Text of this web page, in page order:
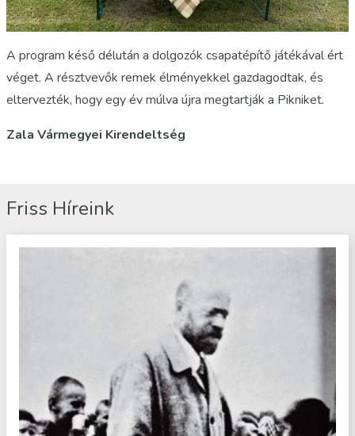
A program késő délután a dolgozók csapatépítő játékával ért
véget. A résztvevők remek élményekkel gazdagodtak, és
eltervezték, hogy egy év múlva újra megtartják a Pikniket.
Zala Vármegyei Kirendeltség
Friss Híreink